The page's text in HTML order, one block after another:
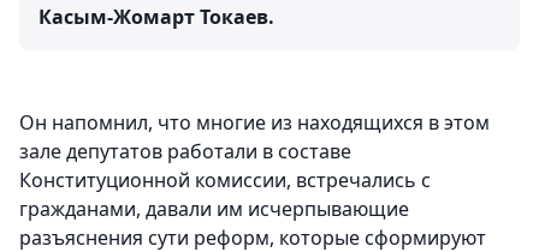
Касым-Жомарт Токаев.
Он напомнил, что многие из находящихся в этом
зале депутатов работали в составе
Конституционной комиссии, встречались с
гражданами, давали им исчерпывающие
разъяснения сути реформ, которые сформируют